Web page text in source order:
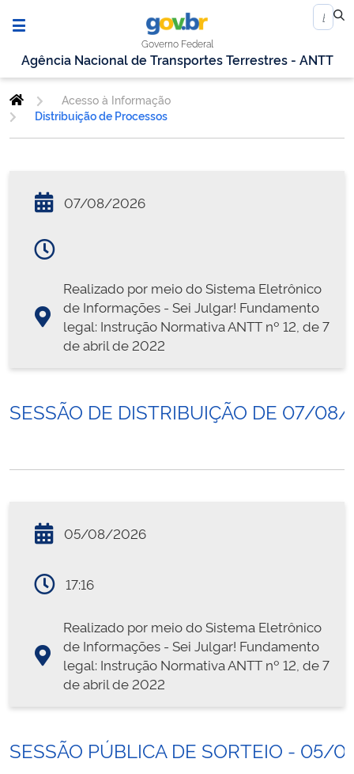
Governo Federal
Agência Nacional de Transportes Terrestres - ANTT
Acesso à Informação
Distribuição de Processos
07/08/2026
Realizado por meio do Sistema Eletrônico
de Informações - Sei Julgar! Fundamento
legal: Instrução Normativa ANTT nº 12, de 7
de abril de 2022
SESSÃO DE DISTRIBUIÇÃO DE 07/
05/08/2026
17:16
Realizado por meio do Sistema Eletrônico
de Informações - Sei Julgar! Fundamento
legal: Instrução Normativa ANTT nº 12, de 7
de abril de 2022
SESSÃO PÚBLICA DE SORTEIO - 05/